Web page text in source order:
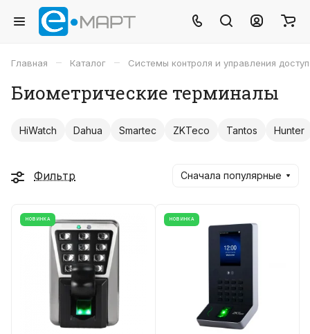
Главная – Каталог – Системы контроля и управления
Биометрические терминалы
HiWatch Dahua Smartec ZKTeco Tantos Hunter
Фильтр Сначала популярные
НОВИНКА НОВИНКА